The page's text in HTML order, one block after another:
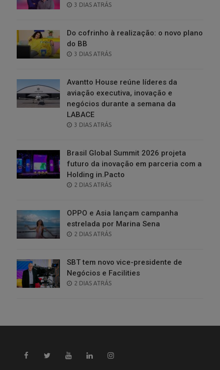
POSTED
3 DIAS ATRÁS
Do cofrinho à realização: o novo plano
do BB
POSTED
3 DIAS ATRÁS
Avantto House reúne líderes da
aviação executiva, inovação e
negócios durante a semana da
LABACE
POSTED
3 DIAS ATRÁS
Brasil Global Summit 2026 projeta
futuro da inovação em parceria com a
Holding in.Pacto
POSTED
2 DIAS ATRÁS
OPPO e Asia lançam campanha
estrelada por Marina Sena
POSTED
2 DIAS ATRÁS
SBT tem novo vice-presidente de
Negócios e Facilities
POSTED
2 DIAS ATRÁS